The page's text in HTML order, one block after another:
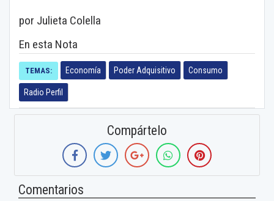
por Julieta Colella
En esta Nota
TEMAS: Economía Poder Adquisitivo Consumo
Radio Perfil
Compártelo
Comentarios